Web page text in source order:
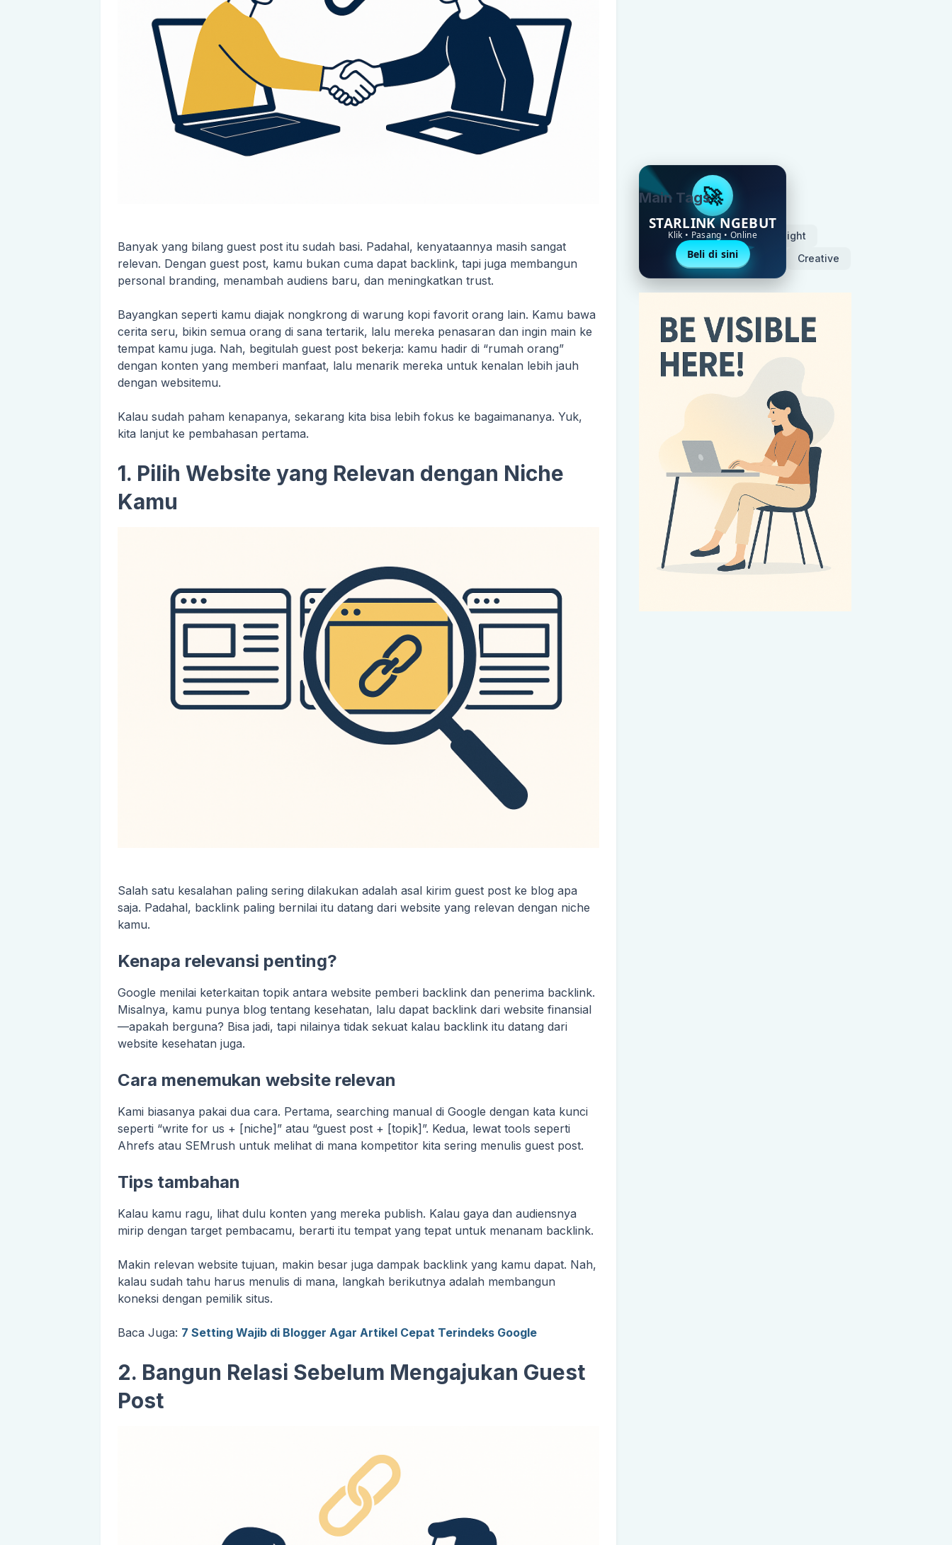
Banyak yang bilang guest post itu sudah basi. Padahal, kenyataannya masih sangat
relevan. Dengan guest post, kamu bukan cuma dapat backlink, tapi juga membangun
personal branding, menambah audiens baru, dan meningkatkan trust.
Bayangkan seperti kamu diajak nongkrong di warung kopi favorit orang lain. Kamu bawa
cerita seru, bikin semua orang di sana tertarik, lalu mereka penasaran dan ingin main ke
tempat kamu juga. Nah, begitulah guest post bekerja: kamu hadir di “rumah orang”
dengan konten yang memberi manfaat, lalu menarik mereka untuk kenalan lebih jauh
dengan websitemu.
Kalau sudah paham kenapanya, sekarang kita bisa lebih fokus ke bagaimananya. Yuk,
kita lanjut ke pembahasan pertama.
1. Pilih Website yang Relevan dengan Niche
Kamu
Salah satu kesalahan paling sering dilakukan adalah asal kirim guest post ke blog apa
saja. Padahal, backlink paling bernilai itu datang dari website yang relevan dengan niche
kamu.
Kenapa relevansi penting?
Google menilai keterkaitan topik antara website pemberi backlink dan penerima backlink.
Misalnya, kamu punya blog tentang kesehatan, lalu dapat backlink dari website finansial
—apakah berguna? Bisa jadi, tapi nilainya tidak sekuat kalau backlink itu datang dari
website kesehatan juga.
Cara menemukan website relevan
Kami biasanya pakai dua cara. Pertama, searching manual di Google dengan kata kunci
seperti “write for us + [niche]” atau “guest post + [topik]”. Kedua, lewat tools seperti
Ahrefs atau SEMrush untuk melihat di mana kompetitor kita sering menulis guest post.
Tips tambahan
Kalau kamu ragu, lihat dulu konten yang mereka publish. Kalau gaya dan audiensnya
mirip dengan target pembacamu, berarti itu tempat yang tepat untuk menanam backlink.
Makin relevan website tujuan, makin besar juga dampak backlink yang kamu dapat. Nah,
kalau sudah tahu harus menulis di mana, langkah berikutnya adalah membangun
koneksi dengan pemilik situs.
Baca Juga: 7 Setting Wajib di Blogger Agar Artikel Cepat Terindeks Google
2. Bangun Relasi Sebelum Mengajukan Guest
Post
🚀
STARLINK NGEBUT
Klik • Pasang • Online
Beli di sini
Main Tags
Microstock Tips
Insight
Photography
Blogger Creative